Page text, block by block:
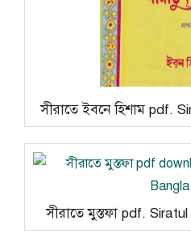
সীরাতে ইবনে হিশাম pdf.
সীরাতে মুস্তফা pdf.